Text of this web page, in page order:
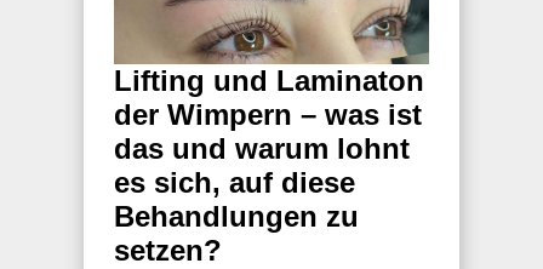
Lifting und Laminaton
der Wimpern – was ist
das und warum lohnt
es sich, auf diese
Behandlungen zu
setzen?